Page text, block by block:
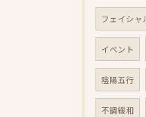
フェイシャ
イベント
陰陽五行
不調緩和